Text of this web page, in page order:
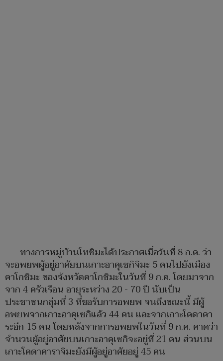
ทางการหมู่บ้านโทชิมะได้ประกาศเมื่อวันที่ 8 ก.ค. ว่า
จะอพยพผู้อยู่อาศัยบนเกาะอาคุเซกิจิมะ 5 คนไปยังเมือง
คาโกชิมะ ของจังหวัดคาโกชิมะในวันที่ 9 ก.ค. โดยมาจาก
จาก 4 ครัวเรือน อายุระหว่าง 20 - 70 ปี นับเป็น
ประชาชนกลุ่มที่ 3 ที่ขอรับการอพยพ จนถึงขณะนี้ มีผู้
อพยพจากเกาะอาคุเซกิแล้ว 44 คน และจากเกาะโคดาคา
ระอีก 15 คน โดยหลังจากการอพยพในวันที่ 9 ก.ค. คาดว่า
จำนวนผู้อยู่อาศัยบนเกาะอาคุเซกิจะอยู่ที่ 21 คน ส่วนบน
เกาะโคดาคาราจิมะยังมีผู้อยู่อาศัยอยู่ 45 คน